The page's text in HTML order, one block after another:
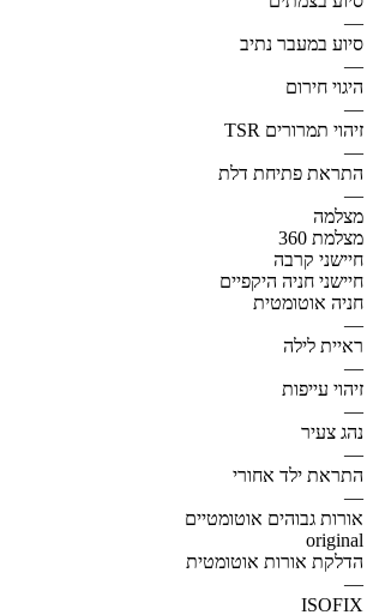
—
סיוע במעבר נתיב
—
היגוי חירום
—
זיהוי תמרורים TSR
—
התראת פתיחת דלת
—
מצלמה
מצלמת 360
חיישני קרבה
חיישני חניה היקפיים
חניה אוטומטית
—
ראיית לילה
—
זיהוי עייפות
—
נהג צעיר
—
התראת ילד אחורי
—
אורות גבוהים אוטומטיים
original
הדלקת אורות אוטומטית
—
ISOFIX